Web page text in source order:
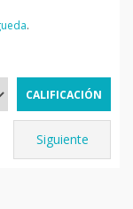
.
Siguiente